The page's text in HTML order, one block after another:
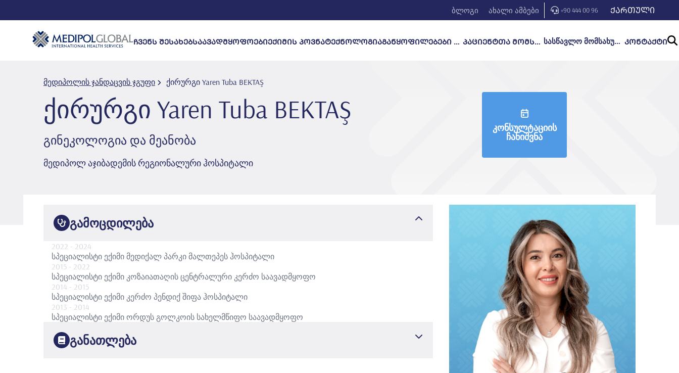
ბლოგი ახალი ამბები +90 444 00 96 ᲥᲐᲠᲗᲣᲚᲘ
ᲩᲕᲔᲜᲡ ᲨᲔᲡᲐᲮᲔᲑᲡᲐᲐᲕᲐᲓᲛᲧᲝᲤᲝᲔᲑᲘᲔᲥᲘᲛᲘᲡ ᲞᲝᲕᲜᲐᲢᲔᲥᲜᲝᲚᲝᲒᲘᲐ ᲒᲐᲜᲧᲝᲤᲘᲚᲔᲑᲔᲑᲘ ᲓᲐ ᲛᲙᲣᲠᲜᲐᲚᲝᲑᲐ ᲞᲐᲪᲘᲔᲜᲢᲗᲐ ᲛᲝᲛᲡᲐᲮᲣᲠᲔᲑᲐ სასწავლო მომსახურება ᲙᲝᲜᲢᲐᲥᲢᲘ
მედიპოლის ჯანდაცვის ჯგუფი ქირურგი Yaren Tuba BEKTAŞ
ქირურგი Yaren Tuba BEKTAŞ
გინეკოლოგია და მეანობა
მედიპოლ აჯიბადემის რეგიონალური ჰოსპიტალი
კონსულტაციის
ჩანიშვნა
გამოცდილება
2022 - 2024
სპეციალისტი ექიმი მედიქალ პარკი მალთეპეს ჰოსპიტალი
2015 - 2022
სპეციალისტი ექიმი კოზაიათაღის ცენტრალური კერძო საავადმყოფო
2014 - 2015
სპეციალისტი ექიმი კერძო პენდიქ შიფა ჰოსპიტალი
2013 - 2014
სპეციალისტი ექიმი ორდუს გოლკოის სახელმწიფო საავადმყოფო
განათლება